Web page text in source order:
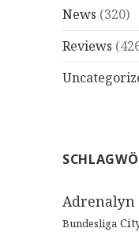
News (320)
Reviews
Adrenalyn
Bundesliga